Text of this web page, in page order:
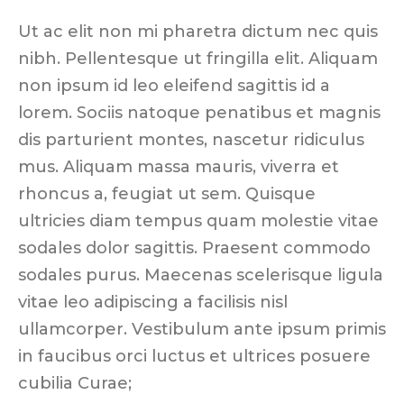
Ut ac elit non mi pharetra dictum nec quis
nibh. Pellentesque ut fringilla elit. Aliquam
non ipsum id leo eleifend sagittis id a
lorem. Sociis natoque penatibus et magnis
dis parturient montes, nascetur ridiculus
mus. Aliquam massa mauris, viverra et
rhoncus a, feugiat ut sem. Quisque
ultricies diam tempus quam molestie vitae
sodales dolor sagittis. Praesent commodo
sodales purus. Maecenas scelerisque ligula
vitae leo adipiscing a facilisis nisl
ullamcorper. Vestibulum ante ipsum primis
in faucibus orci luctus et ultrices posuere
cubilia Curae;